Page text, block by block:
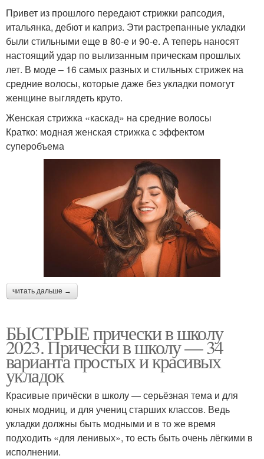
Привет из прошлого передают стрижки рапсодия,
итальянка, дебют и каприз. Эти растрепанные укладки
были стильными еще в 80-е и 90-е. А теперь наносят
настоящий удар по вылизанным прическам прошлых
лет. В моде – 16 самых разных и стильных стрижек на
средние волосы, которые даже без укладки помогут
женщине выглядеть круто.
Женская стрижка «каскад» на средние волосы
Кратко: модная женская стрижка с эффектом
суперобъема
читать дальше →
БЫСТРЫЕ прически в школу
2023. Прически в школу — 34
варианта простых и красивых
укладок
Красивые причёски в школу — серьёзная тема и для
юных модниц, и для учениц старших классов. Ведь
укладки должны быть модными и в то же время
подходить «для ленивых», то есть быть очень лёгкими в
исполнении.